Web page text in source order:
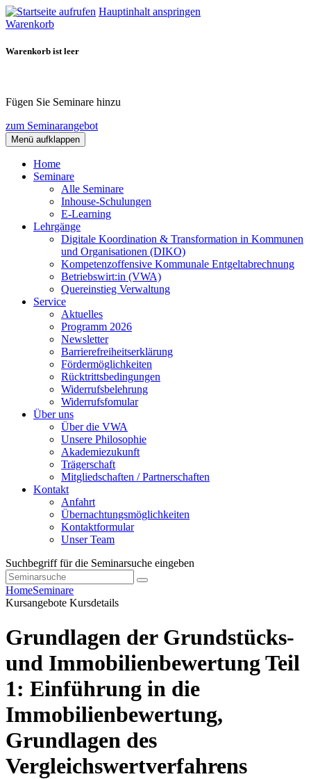
Hauptinhalt anspringen
Warenkorb
Warenkorb ist leer
Fügen Sie Seminare hinzu
zum Seminarangebot
Menü aufklappen
Home
Seminare
Alle Seminare
Inhouse-Schulungen
E-Learning
Lehrgänge
Digitale Koordination & Transformation in Kommunen
und Organisationen (DIKO)
Kompetenzoffensive Kommunale Entgeltabrechnung
Betriebswirt:in (VWA)
Quereinstieg Verwaltung
Service
Aktuelles
Programm 2026
Newsletter
Barrierefreiheitserklärung
Fördermöglichkeiten
Rücktrittsbedingungen
Widerrufsbelehrung
Widerrufsfomular
Über uns
Über die VWA
Unsere Philosophie
Akademiezukunft
Trägerschaft
Mitgliedschaften / Partnerschaften
Kontakt
Anfahrt
Übernachtungsmöglichkeiten
Kontaktformular
Unser Team
Suchbegriff für die Seminarsuche eingeben
HomeSeminare
Kursangebote Kursdetails
Grundlagen der Grundstücks-
und Immobilienbewertung Teil
1: Einführung in die
Immobilienbewertung,
Grundlagen des
Vergleichswertverfahrens